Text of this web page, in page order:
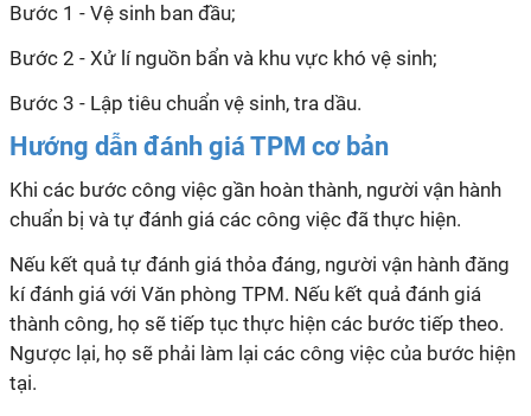
Bước 1 - Vệ sinh ban đầu;
Bước 2 - Xử lí nguồn bẩn và khu vực khó vệ sinh;
Bước 3 - Lập tiêu chuẩn vệ sinh, tra dầu.
Hướng dẫn đánh giá TPM cơ bản
Khi các bước công việc gần hoàn thành, người vận hành
chuẩn bị và tự đánh giá các công việc đã thực hiện.
Nếu kết quả tự đánh giá thỏa đáng, người vận hành đăng
kí đánh giá với Văn phòng TPM. Nếu kết quả đánh giá
thành công, họ sẽ tiếp tục thực hiện các bước tiếp theo.
Ngược lại, họ sẽ phải làm lại các công việc của bước hiện
tại.